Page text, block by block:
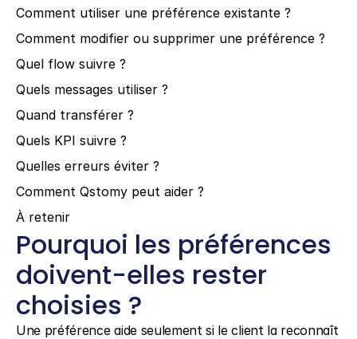
Comment utiliser une préférence existante ?
Comment modifier ou supprimer une préférence ?
Quel flow suivre ?
Quels messages utiliser ?
Quand transférer ?
Quels KPI suivre ?
Quelles erreurs éviter ?
Comment Qstomy peut aider ?
À retenir
Pourquoi les préférences
doivent-elles rester
choisies ?
Une préférence aide seulement si le client la reconnaît